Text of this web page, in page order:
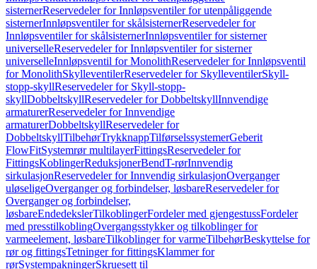
sisternerReservedeler for Innløpsventiler for utenpåliggende
sisternerInnløpsventiler for skålsisternerReservedeler for
Innløpsventiler for skålsisternerInnløpsventiler for sisterner
universelleReservedeler for Innløpsventiler for sisterner
universelleInnløpsventil for MonolithReservedeler for Innløpsventil
for MonolithSkylleventilerReservedeler for SkylleventilerSkyll-
stopp-skyllReservedeler for Skyll-stopp-
skyllDobbeltskyllReservedeler for DobbeltskyllInnvendige
armaturerReservedeler for Innvendige
armaturerDobbeltskyllReservedeler for
DobbeltskyllTilbehørTrykknappTilførselssystemerGeberit
FlowFitSystemrør multilayerFittingsReservedeler for
FittingsKoblingerReduksjonerBendT-rørInnvendig
sirkulasjonReservedeler for Innvendig sirkulasjonOverganger
uløseligeOverganger og forbindelser, løsbareReservedeler for
Overganger og forbindelser,
løsbareEndedekslerTilkoblingerFordeler med gjengestussFordeler
med presstilkoblingOvergangsstykker og tilkoblinger for
varmeelement, løsbareTilkoblinger for varmeTilbehørBeskyttelse for
rør og fittingsTetninger for fittingsKlammer for
rørSystempakningerSkruesett til